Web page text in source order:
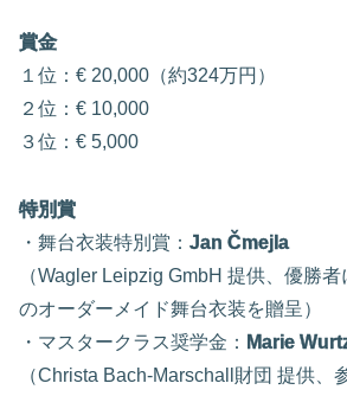
賞金
１位：€ 20,000（約324万円）
２位：€ 10,000
３位：€ 5,000
特別賞
・舞台衣装特別賞： Jan Čmejla
（Wagler Leipzig GmbH 提供、優勝
のオーダーメイド舞台衣装を贈呈）
・マスタークラス奨学金： Marie
（Christa Bach-Marschall財団 提供、